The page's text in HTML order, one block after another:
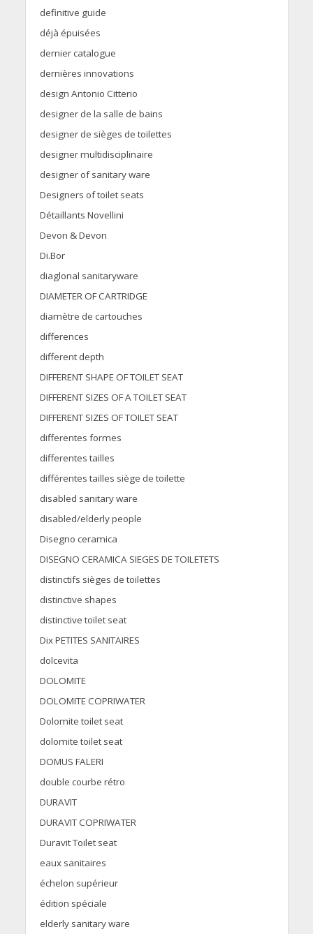
definitive guide
déjà épuisées
dernier catalogue
dernières innovations
design Antonio Citterio
designer de la salle de bains
designer de sièges de toilettes
designer multidisciplinaire
designer of sanitary ware
Designers of toilet seats
Détaillants Novellini
Devon & Devon
Di.Bor
diaglonal sanitaryware
DIAMETER OF CARTRIDGE
diamètre de cartouches
differences
different depth
DIFFERENT SHAPE OF TOILET SEAT
DIFFERENT SIZES OF A TOILET SEAT
DIFFERENT SIZES OF TOILET SEAT
differentes formes
differentes tailles
différentes tailles siège de toilette
disabled sanitary ware
disabled/elderly people
Disegno ceramica
DISEGNO CERAMICA SIEGES DE TOILETETS
distinctifs sièges de toilettes
distinctive shapes
distinctive toilet seat
Dix PETITES SANITAIRES
dolcevita
DOLOMITE
DOLOMITE COPRIWATER
Dolomite toilet seat
dolomite toilet seat
DOMUS FALERI
double courbe rétro
DURAVIT
DURAVIT COPRIWATER
Duravit Toilet seat
eaux sanitaires
échelon supérieur
édition spéciale
elderly sanitary ware